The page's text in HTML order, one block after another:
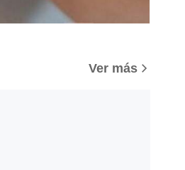
Ver más